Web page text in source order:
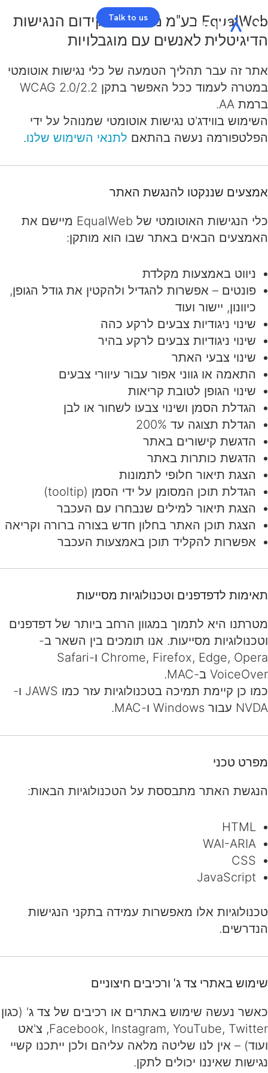
Talk to us
EqualWeb בע"מ מחויבת לקידום הנגישות
הדיגיטלית לאנשים עם מוגבלויות
אתר זה עבר תהליך הטמעה של כלי נגישות אוטומטי
במטרה לעמוד ככל האפשר בתקן WCAG 2.0/2.2
ברמת AA.
השימוש בווידג'ט נגישות אוטומטי שמנוהל על ידי
הפלטפורמה נעשה בהתאם לתנאי השימוש שלנו.
אמצעים שננקטו להנגשת האתר
כלי הנגישות האוטומטי של EqualWeb מיישם את
האמצעים הבאים באתר שבו הוא מותקן:
ניווט באמצעות מקלדת
פונטים – אפשרות להגדיל ולהקטין את גודל הגופן,
כיוונון, יישור ועוד
שינוי ניגודיות צבעים לרקע כהה
שינוי ניגודיות צבעים לרקע בהיר
שינוי צבעי האתר
התאמה או גווני אפור עבור עיוורי צבעים
שינוי הגופן לטובת קריאות
הגדלת הסמן ושינוי צבעו לשחור או לבן
הגדלת תצוגה עד 200%
הדגשת קישורים באתר
הדגשת כותרות באתר
הצגת תיאור חלופי לתמונות
הגדלת תוכן המסומן על ידי הסמן (tooltip)
הצגת תיאור למילים שנבחרו עם העכבר
הצגת תוכן האתר בחלון חדש בצורה ברורה וקריאה
אפשרות להקליד תוכן באמצעות העכבר
תאימות לדפדפנים וטכנולוגיות מסייעות
מטרתנו היא לתמוך במגוון הרחב ביותר של דפדפנים
וטכנולוגיות מסייעות. אנו תומכים בין השאר ב-
Chrome, Firefox, Edge, Opera ו-Safari
VoiceOver ב-MAC.
כמו כן קיימת תמיכה בטכנולוגיות עזר כמו JAWS ו-
NVDA עבור Windows ו-MAC.
מפרט טכני
הנגשת האתר מתבססת על הטכנולוגיות הבאות:
HTML
WAI-ARIA
CSS
JavaScript
טכנולוגיות אלו מאפשרות עמידה בתקני הנגישות
הנדרשים.
שימוש באתרי צד ג' ורכיבים חיצוניים
כאשר נעשה שימוש באתרים או רכיבים של צד ג' (כגון
Facebook, Instagram, YouTube, Twitter, צ'אט
ועוד) – אין לנו שליטה מלאה עליהם ולכן ייתכנו קשיי
נגישות שאיננו יכולים לתקן.